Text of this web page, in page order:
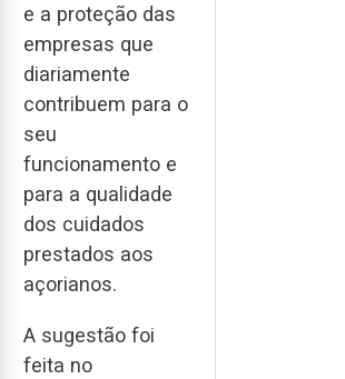
e a proteção das
empresas que
diariamente
contribuem para o
seu
funcionamento e
para a qualidade
dos cuidados
prestados aos
açorianos.
A sugestão foi
feita no